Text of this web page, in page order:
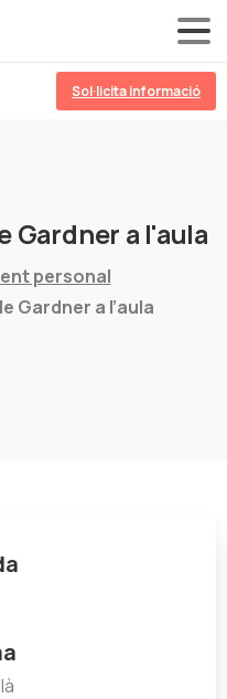
Sol·licita informació
Gardner a l'aula
personal
Gardner a l’aula